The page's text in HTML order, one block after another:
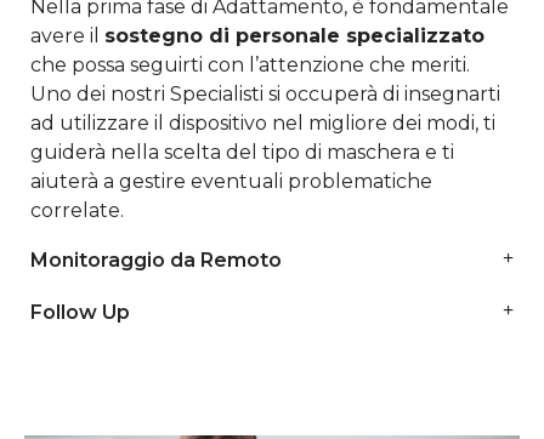
Nella prima fase di Adattamento, è fondamentale
avere il sostegno di personale specializzato
che possa seguirti con l’attenzione che meriti.
Uno dei nostri Specialisti si occuperà di insegnarti
ad utilizzare il dispositivo nel migliore dei modi, ti
guiderà nella scelta del tipo di maschera e ti
aiuterà a gestire eventuali problematiche
correlate.
Monitoraggio da Remoto
Follow Up